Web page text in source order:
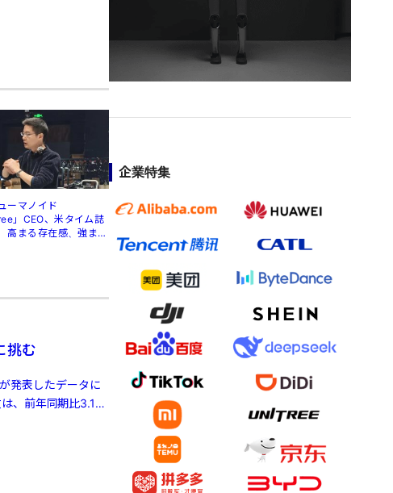
ーマノイド
」CEO、米タイム誌
まる存在感、強まる
挑む
発表したデータに
、前年同期比3.1%
企業特集